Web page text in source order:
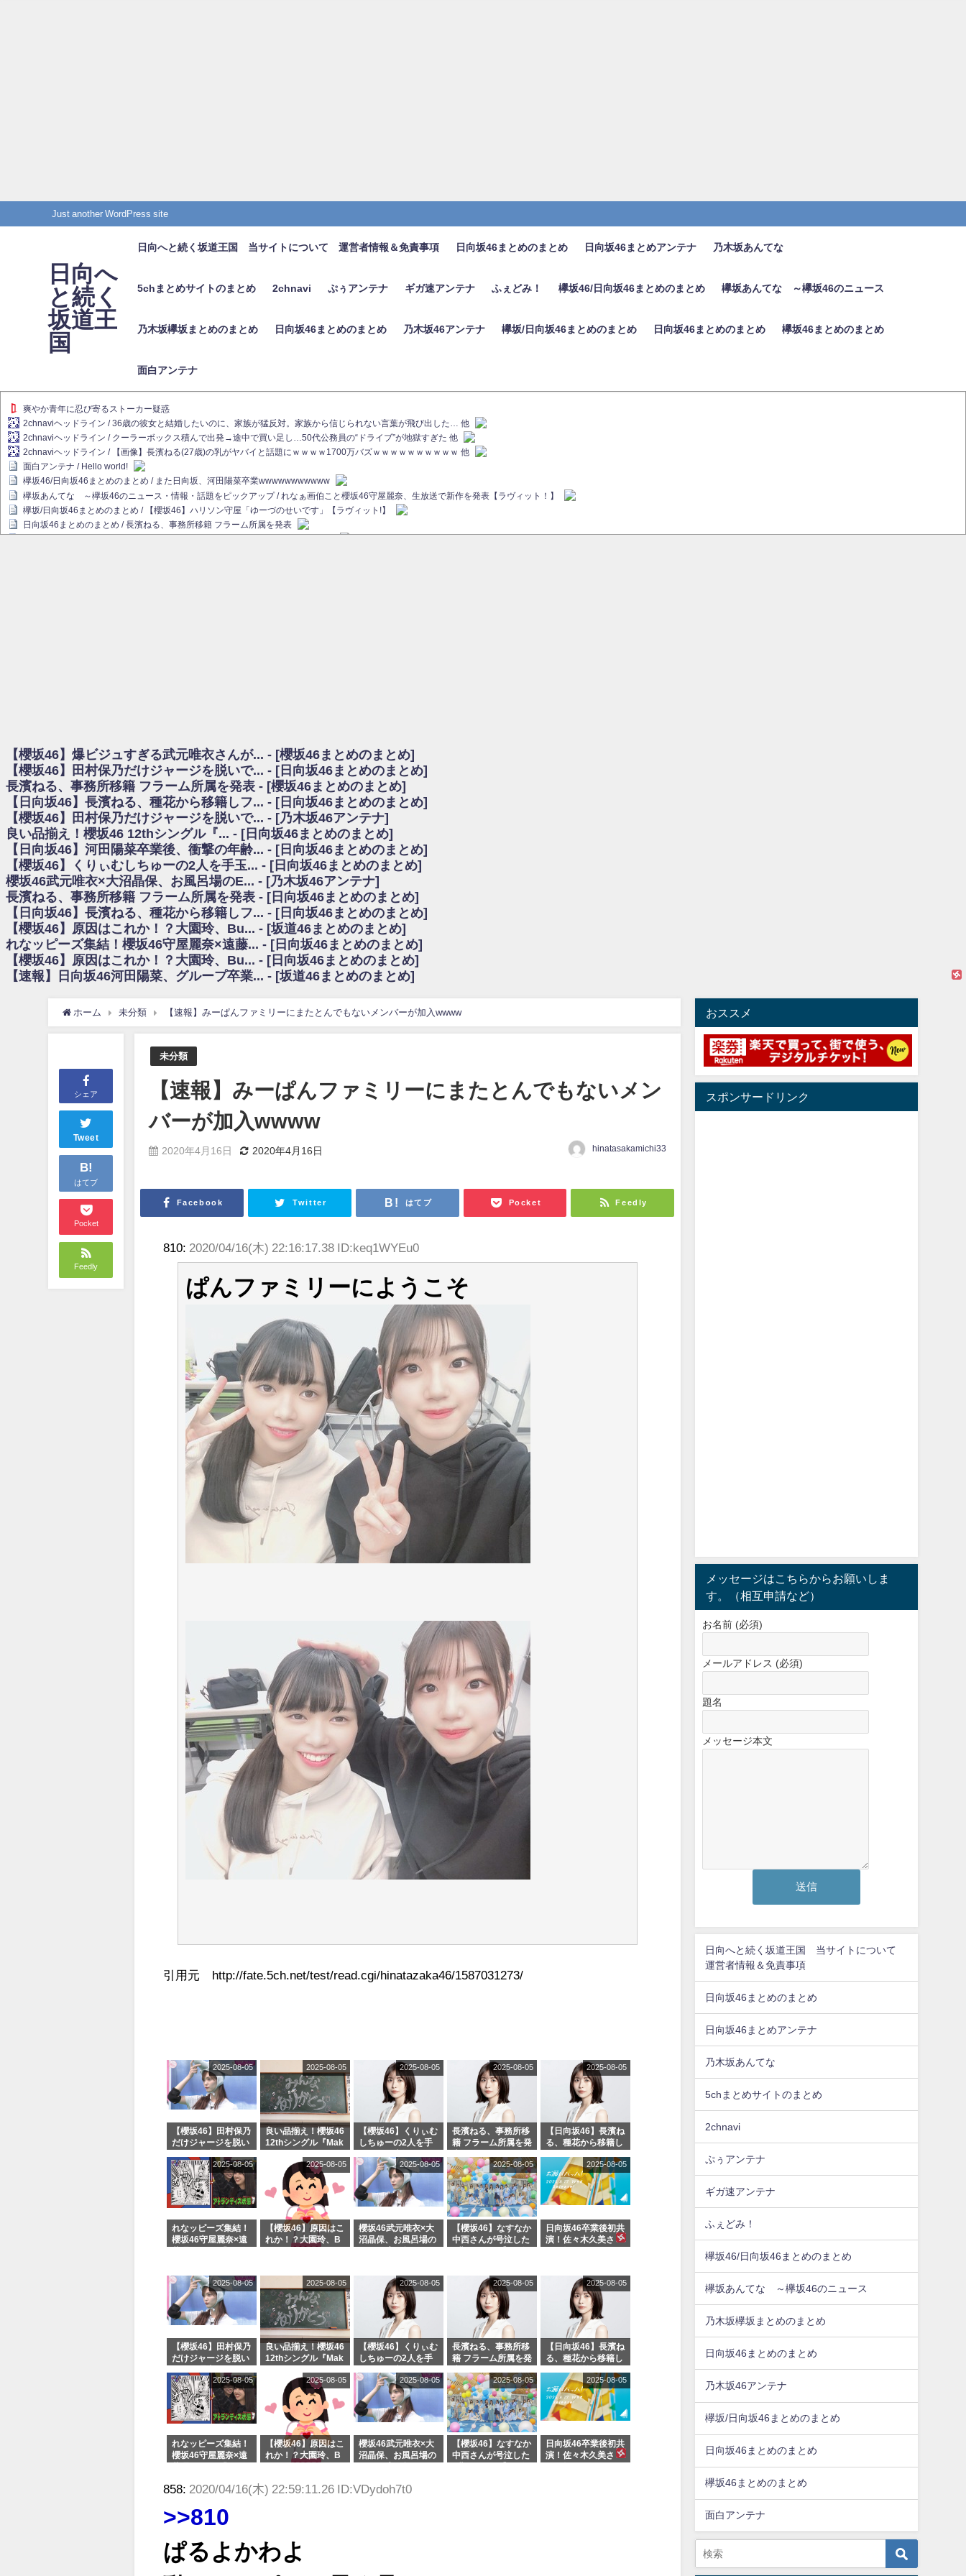
Just another WordPress site
日向へ
と続く
坂道王
国
日向へと続く坂道王国 当サイトについて 運営者情報＆免責事項 日向坂46まとめのまとめ 日向坂46まとめアンテナ 乃木坂あんてな
5chまとめサイトのまとめ 2chnavi ぷぅアンテナ ギガ速アンテナ ふぇどみ！ 欅坂46/日向坂46まとめのまとめ 欅坂あんてな ～欅坂46のニュース
乃木坂欅坂まとめのまとめ 日向坂46まとめのまとめ 乃木坂46アンテナ 欅坂/日向坂46まとめのまとめ 日向坂46まとめのまとめ 欅坂46まとめのまとめ
面白アンテナ
爽やか青年に忍び寄るストーカー疑惑
2chnaviヘッドライン / 36歳の彼女と結婚したいのに、家族が猛反対。家族から信じられない言葉が飛び出した… 他
2chnaviヘッドライン / クーラーボックス積んで出発→途中で買い足し…50代公務員の“ドライブ”が地獄すぎた 他
2chnaviヘッドライン / 【画像】長濱ねる(27歳)の乳がヤバイと話題にｗｗｗｗ1700万バズｗｗｗｗｗｗｗｗｗｗ 他
面白アンテナ / Hello world!
欅坂46/日向坂46まとめのまとめ / また日向坂、河田陽菜卒業wwwwwwwwwww
欅坂あんてな ～欅坂46のニュース・情報・話題をピックアップ / れなぁ画伯こと櫻坂46守屋麗奈、生放送で新作を発表【ラヴィット！】
欅坂/日向坂46まとめのまとめ / 【櫻坂46】ハリソン守屋「ゆーづのせいです」【ラヴィット!】
日向坂46まとめのまとめ / 長濱ねる、事務所移籍 フラーム所属を発表
乃木坂欅坂まとめのまとめ / 【日向坂46】この月、何かあるのか！？『お願いバッハ！』ミーグリ日程がこちら
欅坂/日向坂46まとめのまとめ / 【櫻坂46】ミーグリで喧嘩！？山下瞳月、これはマジギレしてる
乃木坂46アンテナ / 【櫻坂46】ハリソン守屋「ゆーづのせいです」【ラヴィット!】
乃木坂あんてな ～乃木坂46・欅坂46・日向坂46のニュース・情報・話題をピックアップ / 良い品揃え！櫻坂46 12thシングル『Make or Break』オフィシャルグッズ絶賛販売受付中
日向坂46まとめのまとめ / 【日向坂46】この月、何かあるのか！？『お願いバッハ！』ミーグリ日程がこちら
日向坂46まとめのまとめ / 【元日向坂46】この卒業生、めちゃくちゃテレビで見かけるな
欅坂/日向坂46まとめのまとめ / 【櫻坂46】リアルミーグリであの販売も！『Make or Break』オフィシャルグッズ解禁
乃木坂46アンテナ / 【櫻坂46】ミーグリで喧嘩！？山下瞳月、これはマジギレしてる
乃木坂あんてな ～乃木坂46・欅坂46・日向坂46のニュース・情報・話題をピックアップ / れなッピーズ集結！櫻坂46守屋麗奈×遠藤理子、8/6「ラヴィット！」水曜スタジオ出演決定
日向坂46まとめのまとめ / 【日向坂46】富田鈴花、次の事務所が決まってそう！？
日向坂46まとめのまとめ / 【日向坂46】富田鈴花、次の事務所が決まってそう！？
乃木坂46アンテナ / 【日向坂46】この月、何かあるのか！？『お願いバッハ！』ミーグリ日程がこちら
乃木坂あんてな ～乃木坂46・欅坂46・日向坂46のニュース・情報・話題をピックアップ / 日向坂46卒業後初共演！佐々木久美さん、師匠オードリー若林さんと再会した結果･･･【激レアさんを連れてきた。】
欅坂46/日向坂46まとめのまとめ / 『anan』の表紙の櫻坂46さん、多様性の時代だと話題に
欅坂46/日向坂46まとめのまとめ / 日向坂46より重大発表！！！！
日向坂46まとめのまとめ / 【朗報】増田三莉音さんの生足wwwwwwwwwwww
日向坂46まとめのまとめ / 【日向坂46】五期生着ぐるみ生写真も！ 富田鈴花考案グッズ＆生写真5種が公開される
アイドル – ぷぅアンテナ / 「乃木坂46ののぎおび⊿」北野日奈子が生配信！【2022.3.22 17:15〜 SHOWROOM】
アイドル – ぷぅアンテナ / 2022年3月22日（火）のメディア情報
アイドル – ぷぅアンテナ / 【乃木坂46】井上和の『なぎおはぎ』って こんぺいとう×いちごみるく×マヨラー星人 と同じと考えてよろしいですか？
アイドル – ぷぅアンテナ / 【乃木坂46】日村勇紀 gif職人が切り抜いた名シーン.gif
ふぇどみ！ / 【悲報】呪術廻戦、視聴率5.1%
ふぇどみ！ / 【画像】スポ－ツキャスターお姉さん・ハメまくりだったｗｗｗｗｗｗｗｗｗｗｗｗ
ふぇどみ！ / 【悲報】母「裕福な過程が高学歴になるとか大嘘。教育に金をかけまくったうちの息子が団地住みの貧乏に学歴で負けた」
Powered by livedoor 相互RSS
【櫻坂46】爆ビジュすぎる武元唯衣さんが... - [櫻坂46まとめのまとめ]
【櫻坂46】田村保乃だけジャージを脱いで... - [日向坂46まとめのまとめ]
長濱ねる、事務所移籍 フラーム所属を発表 - [櫻坂46まとめのまとめ]
【日向坂46】長濱ねる、種花から移籍しフ... - [日向坂46まとめのまとめ]
【櫻坂46】田村保乃だけジャージを脱いで... - [乃木坂46アンテナ]
良い品揃え！櫻坂46 12thシングル『... - [日向坂46まとめのまとめ]
【日向坂46】河田陽菜卒業後、衝撃の年齢... - [日向坂46まとめのまとめ]
【櫻坂46】くりぃむしちゅーの2人を手玉... - [日向坂46まとめのまとめ]
櫻坂46武元唯衣×大沼晶保、お風呂場のE... - [乃木坂46アンテナ]
長濱ねる、事務所移籍 フラーム所属を発表 - [日向坂46まとめのまとめ]
【日向坂46】長濱ねる、種花から移籍しフ... - [日向坂46まとめのまとめ]
【櫻坂46】原因はこれか！？大園玲、Bu... - [坂道46まとめのまとめ]
れなッピーズ集結！櫻坂46守屋麗奈×遠藤... - [日向坂46まとめのまとめ]
【櫻坂46】原因はこれか！？大園玲、Bu... - [日向坂46まとめのまとめ]
【速報】日向坂46河田陽菜、グループ卒業... - [坂道46まとめのまとめ]
ホーム 未分類 【速報】みーぱんファミリーにまたとんでもないメンバーが加入wwww
シェア
Tweet
B!
はてブ
Pocket
Feedly
未分類
【速報】みーぱんファミリーにまたとんでもないメン
バーが加入wwww
2020年4月16日 2020年4月16日 hinatasakamichi33
Facebook Twitter はてブ Pocket Feedly
810: 2020/04/16(木) 22:16:17.38 ID:keq1WYEu0
ぱんファミリーにようこそ
引用元 http://fate.5ch.net/test/read.cgi/hinatazaka46/1587031273/
【櫻坂46】田村保乃
だけジャージを脱い
2025-08-05
良い品揃え！櫻坂46
12thシングル『Mak
シャルグッズ絶賛販
売受付中
2025-08-05
【櫻坂46】くりぃむ
しちゅーの2人を手
【くりぃむナンタ
ラ】
2025-08-05
長濱ねる、事務所移
籍 フラーム所属を発
2025-08-05
【日向坂46】長濱ね
る、種花から移籍し
れで事務所に所属し
ているのは... おひさ
まの反応がこちら
2025-08-05
れなッピーズ集結！
櫻坂46守屋麗奈×遠
ジオ出演決定
2025-08-05
【櫻坂46】原因はこ
れか！？大園玲、B
2025-08-05
櫻坂46武元唯衣×大
沼晶保、お風呂場の
2025-08-05
【櫻坂46】なすなか
中西さんが号泣した
2025-08-05
日向坂46卒業後初共
演！佐々木久美さ
結果･･･【激レアさ
んを連れてきた。】
2025-08-05
【櫻坂46】田村保乃
だけジャージを脱い
2025-08-05
良い品揃え！櫻坂46
12thシングル『Mak
シャルグッズ絶賛販
売受付中
2025-08-05
【櫻坂46】くりぃむ
しちゅーの2人を手
【くりぃむナンタ
ラ】
2025-08-05
長濱ねる、事務所移
籍 フラーム所属を発
2025-08-05
【日向坂46】長濱ね
る、種花から移籍し
れで事務所に所属し
ているのは... おひさ
まの反応がこちら
2025-08-05
れなッピーズ集結！
櫻坂46守屋麗奈×遠
ジオ出演決定
2025-08-05
【櫻坂46】原因はこ
れか！？大園玲、B
2025-08-05
櫻坂46武元唯衣×大
沼晶保、お風呂場の
タラ】
2025-08-05
【櫻坂46】なすなか
中西さんが号泣した
2025-08-05
日向坂46卒業後初共
演！佐々木久美さ
2025-08-05
858: 2020/04/16(木) 22:59:11.26 ID:VDydoh7t0
>>810
ぱるよかわよ
おススメ
スポンサードリンク
メッセージはこちらからお願いしま
す。（相互申請など）
お名前 (必須)
メールアドレス (必須)
題名
メッセージ本文
日向へと続く坂道王国 当サイトについて
運営者情報＆免責事項
日向坂46まとめのまとめ
日向坂46まとめアンテナ
乃木坂あんてな
5chまとめサイトのまとめ
2chnavi
ぷぅアンテナ
ギガ速アンテナ
ふぇどみ！
欅坂46/日向坂46まとめのまとめ
欅坂あんてな ～欅坂46のニュース
乃木坂欅坂まとめのまとめ
日向坂46まとめのまとめ
乃木坂46アンテナ
欅坂/日向坂46まとめのまとめ
日向坂46まとめのまとめ
欅坂46まとめのまとめ
面白アンテナ